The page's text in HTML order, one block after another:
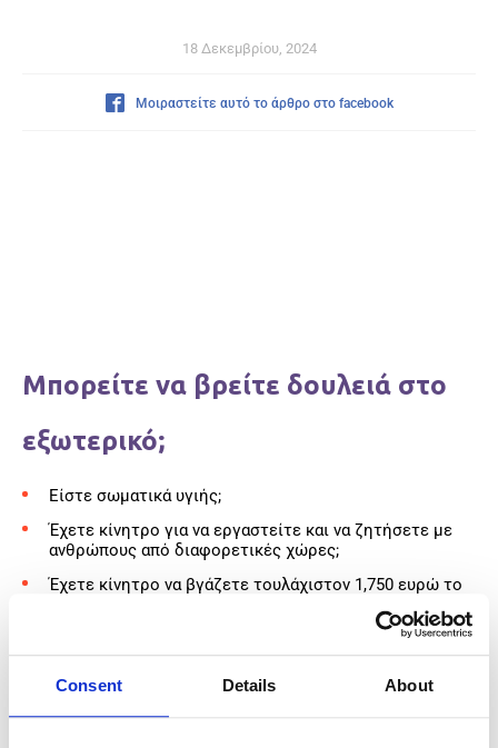
Consent Details About
18 Δεκεμβρίου, 2024
Μοιραστείτε αυτό το άρθρο στο facebook
Μπορείτε να βρείτε δουλειά στο
εξωτερικό;
Είστε σωματικά υγιής;
Έχετε κίνητρο για να εργαστείτε και να ζητήσετε με
ανθρώπους από διαφορετικές χώρες;
Έχετε κίνητρο να βγάζετε τουλάχιστον 1,750 ευρώ το
Το Ρόμπιν μπορεί να σας βοηθήσει να βρείτε δουλειά στο